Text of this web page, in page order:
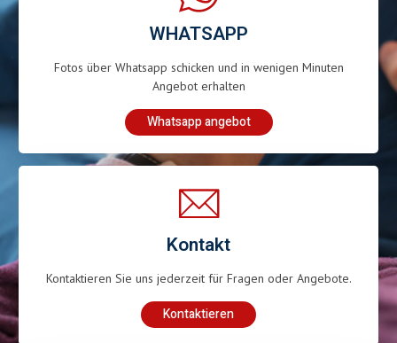
WHATSAPP
Fotos über Whatsapp schicken und in wenigen Minuten
Angebot erhalten
Whatsapp angebot
Kontakt
Kontaktieren Sie uns jederzeit für Fragen oder Angebote.
Kontaktieren